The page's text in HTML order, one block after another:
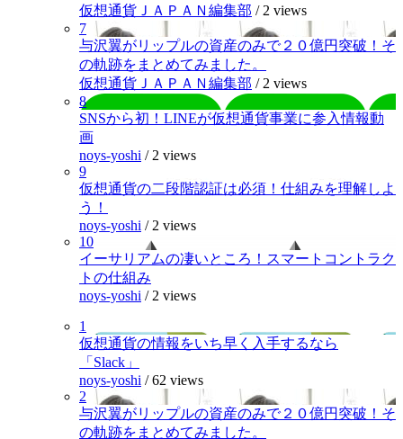
仮想通貨ＪＡＰＡＮ編集部 / 2 views
7
与沢翼がリップルの資産のみで２０億円突破！そ
の軌跡をまとめてみました。
仮想通貨ＪＡＰＡＮ編集部 / 2 views
8
SNSから初！LINEが仮想通貨事業に参入情報動
画
noys-yoshi / 2 views
9
仮想通貨の二段階認証は必須！仕組みを理解しよ
う！
noys-yoshi / 2 views
10
イーサリアムの凄いところ！スマートコントラク
トの仕組み
noys-yoshi / 2 views
1
仮想通貨の情報をいち早く入手するなら
「Slack」
noys-yoshi /62 views
2
与沢翼がリップルの資産のみで２０億円突破！そ
の軌跡をまとめてみました。